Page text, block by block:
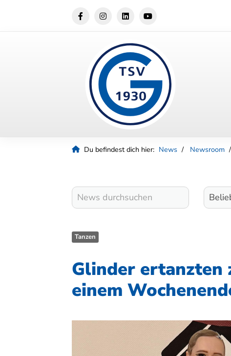
Du befindest dich hier: News Newsroom
Tanzen
Glinder ertanzten
einem